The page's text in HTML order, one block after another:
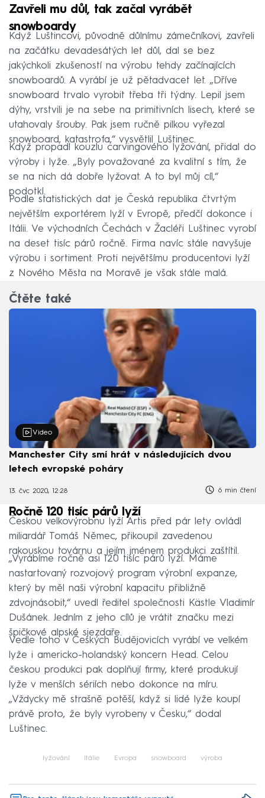
Zavřeli mu důl, tak začal vyrábět
snowboardy
Když Luštincovi, původně důlnímu zámečníkovi, zavřeli
na začátku devadesátých let důl, dal se bez
jakýchkoli zkušeností na výrobu tehdy začínajících
snowboardů. A vyrábí je už pětadvacet let. „Dříve
snowboard trvalo vyrobit třeba tři týdny. Lepil jsem
dýhy, vrstvili je na sebe na primitivních lisech, které se
utahovaly šrouby. Pak jsem ručně pilkou vyřezal
snowboard, katastrofa,“ vysvětlil Luštinec.
Když propadl kouzlu carvingového lyžování, přidal do
výroby i lyže. „Byly považované za kvalitní s tím, že
se na nich dá dobře lyžovat. A to byl můj cíl,“
podotkl.
Podle statistických dat je Česká republika čtvrtým
největším exportérem lyží v Evropě, předčí dokonce i
Itálii. Ve východních Čechách v Žacléři Luštinec vyrobí
na deset tisíc párů ročně. Firma navíc stále navyšuje
výrobu i sortiment. Proti největšímu producentovi lyží
z Nového Města na Moravě je však stále malá.
Čtěte také
Video
Manchester City smí hrát v následujících dvou
letech evropské poháry
13. čvc 2020, 12:28 6 min čtení
Ročně 120 tisíc párů lyží
Českou velkovýrobnu lyží Artis před pár lety ovládl
miliardář Tomáš Němec, přikoupil zavedenou
rakouskou továrnu a jejím jménem produkci zaštítil.
„Vyrábíme ročně asi 120 tisíc párů lyží. Máme
nastartovaný rozvojový program výrobní expanze,
který by měl naši výrobní kapacitu přibližně
zdvojnásobit,“ uvedl ředitel společnosti Kästle Vladimír
Dušánek. Jedním z jeho cílů je vrátit značku mezi
špičkové alpské sjezdaře.
Vedle toho v Českých Budějovicích vyrábí ve velkém
lyže i americko-holandský koncern Head. Celou
českou produkci pak doplňují firmy, které produkují
lyže v menších sériích nebo dokonce na míru.
„Vždycky mě strašně potěší, když si lidé lyže koupí
právě proto, že byly vyrobeny v Česku,“ dodal
Luštinec.
lyžování Itálie Evropa snowboard výroba